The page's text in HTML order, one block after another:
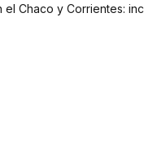
Chaco y Corrientes: